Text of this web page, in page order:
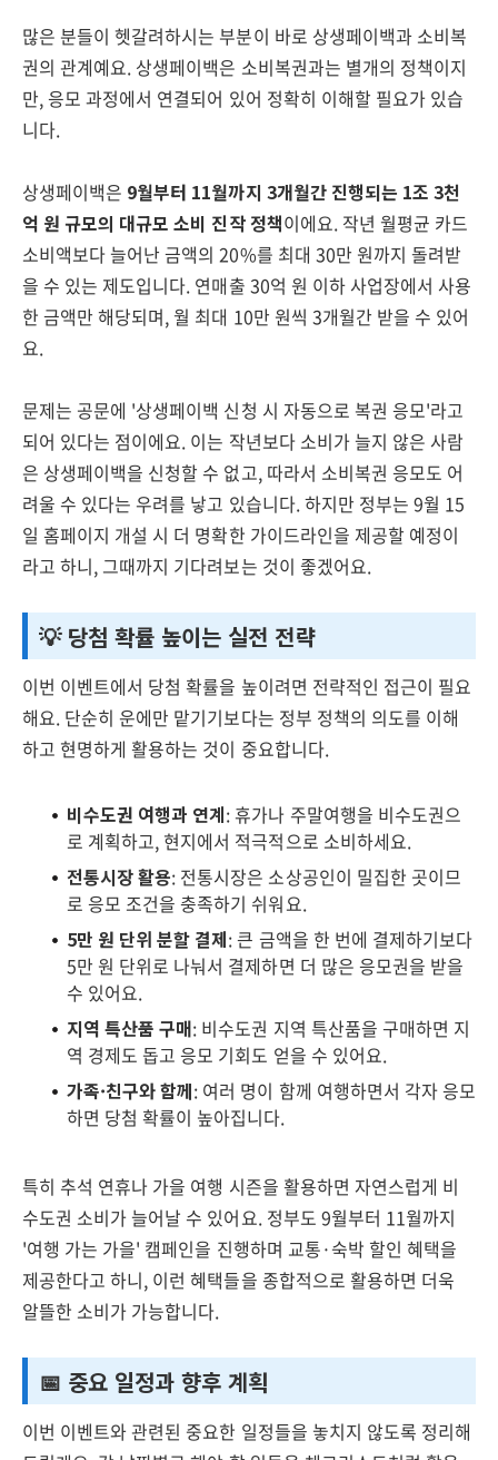
많은 분들이 헷갈려하시는 부분이 바로 상생페이백과 소비복
권의 관계예요. 상생페이백은 소비복권과는 별개의 정책이지
만, 응모 과정에서 연결되어 있어 정확히 이해할 필요가 있습
니다.
상생페이백은 9월부터 11월까지 3개월간 진행되는 1조 3천
억 원 규모의 대규모 소비 진작 정책이에요. 작년 월평균 카드
소비액보다 늘어난 금액의 20%를 최대 30만 원까지 돌려받
을 수 있는 제도입니다. 연매출 30억 원 이하 사업장에서 사용
한 금액만 해당되며, 월 최대 10만 원씩 3개월간 받을 수 있어
요.
문제는 공문에 '상생페이백 신청 시 자동으로 복권 응모'라고
되어 있다는 점이에요. 이는 작년보다 소비가 늘지 않은 사람
은 상생페이백을 신청할 수 없고, 따라서 소비복권 응모도 어
려울 수 있다는 우려를 낳고 있습니다. 하지만 정부는 9월 15
일 홈페이지 개설 시 더 명확한 가이드라인을 제공할 예정이
라고 하니, 그때까지 기다려보는 것이 좋겠어요.
💡 당첨 확률 높이는 실전 전략
이번 이벤트에서 당첨 확률을 높이려면 전략적인 접근이 필요
해요. 단순히 운에만 맡기기보다는 정부 정책의 의도를 이해
하고 현명하게 활용하는 것이 중요합니다.
비수도권 여행과 연계: 휴가나 주말여행을 비수도권으
로 계획하고, 현지에서 적극적으로 소비하세요.
전통시장 활용: 전통시장은 소상공인이 밀집한 곳이므
로 응모 조건을 충족하기 쉬워요.
5만 원 단위 분할 결제: 큰 금액을 한 번에 결제하기보다
5만 원 단위로 나눠서 결제하면 더 많은 응모권을 받을
수 있어요.
지역 특산품 구매: 비수도권 지역 특산품을 구매하면 지
역 경제도 돕고 응모 기회도 얻을 수 있어요.
가족·친구와 함께: 여러 명이 함께 여행하면서 각자 응모
하면 당첨 확률이 높아집니다.
특히 추석 연휴나 가을 여행 시즌을 활용하면 자연스럽게 비
수도권 소비가 늘어날 수 있어요. 정부도 9월부터 11월까지
'여행 가는 가을' 캠페인을 진행하며 교통·숙박 할인 혜택을
제공한다고 하니, 이런 혜택들을 종합적으로 활용하면 더욱
알뜰한 소비가 가능합니다.
📅 중요 일정과 향후 계획
이번 이벤트와 관련된 중요한 일정들을 놓치지 않도록 정리해